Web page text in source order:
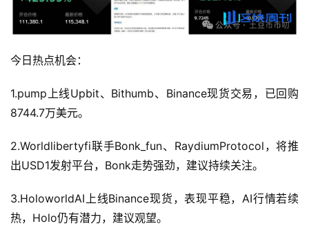
今日热点机会：
1.pump上线Upbit、Bithumb、Binance现货交易，已回购
8744.7万美元。
2.Worldlibertyfi联手Bonk_fun、RaydiumProtocol，将推
出USD1发射平台，Bonk走势强劲，建议持续关注。
3.HoloworldAI上线Binance现货，表现平稳，AI行情若续
热，Holo仍有潜力，建议观望。